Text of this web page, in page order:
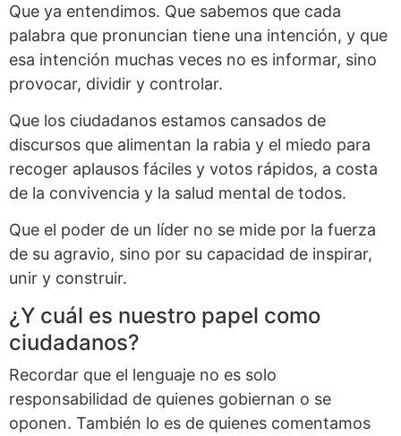
Que ya entendimos. Que sabemos que cada
palabra que pronuncian tiene una intención, y que
esa intención muchas veces no es informar, sino
provocar, dividir y controlar.
Que los ciudadanos estamos cansados de
discursos que alimentan la rabia y el miedo para
recoger aplausos fáciles y votos rápidos, a costa
de la convivencia y la salud mental de todos.
Que el poder de un líder no se mide por la fuerza
de su agravio, sino por su capacidad de inspirar,
unir y construir.
¿Y cuál es nuestro papel como
ciudadanos?
Recordar que el lenguaje no es solo
responsabilidad de quienes gobiernan o se
oponen. También lo es de quienes comentamos